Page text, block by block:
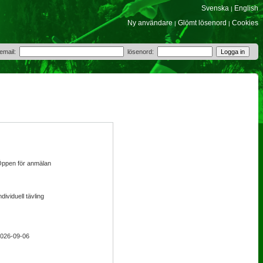
Svenska | English
Ny användare | Glömt lösenord | Cookies
lösenord:
för anmälan
tävling
09-06